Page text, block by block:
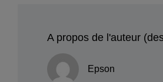
A propos de l'auteur
Epson